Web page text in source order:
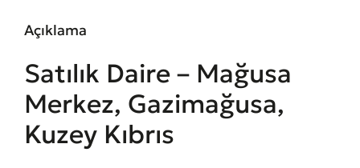
Açıklama
Satılık Daire – Mağusa
Merkez, Gazimağusa,
Kuzey Kıbrıs